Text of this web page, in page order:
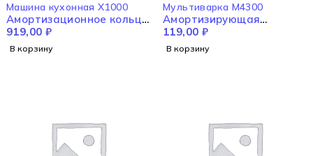
Машина кухонная X1000
Амортизационное кольцо
среднего корпуса X1000
919,00 ₽
В корзину
Мультиварка M4300
Амортизирующая
прокладка M4300
119,00 ₽
В корзину